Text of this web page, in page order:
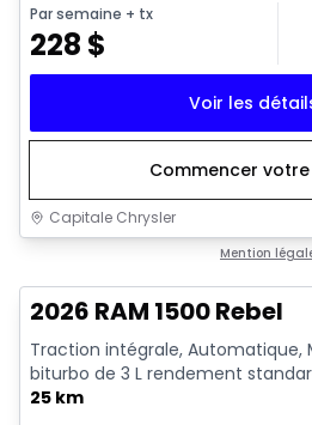
Par semaine + tx
228 $
Voir les
Commencer
Capitale Chrysler
Mention
2026 RAM 1500 Rebel
Traction intégrale, Automatique,
biturbo de 3 L rendement
25 km